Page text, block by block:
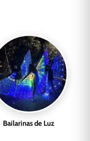
Bailarinas de Luz